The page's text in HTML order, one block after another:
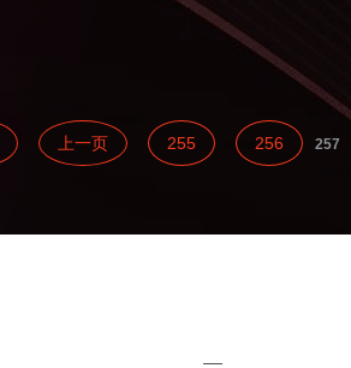
上一页 255 256 257